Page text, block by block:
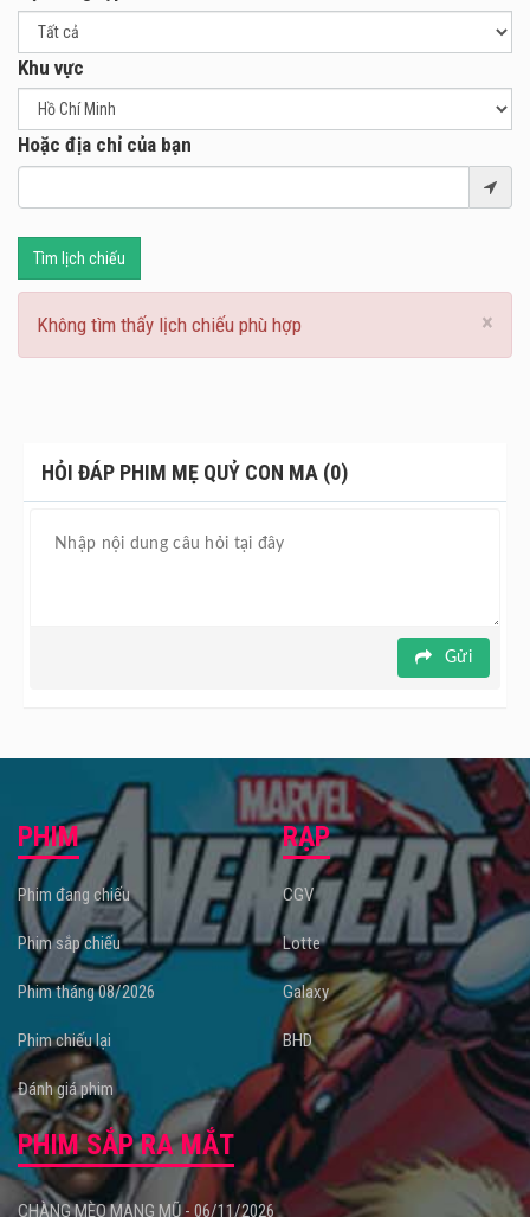
gánh chịu hậu quả từ những tội lỗi mà họ gây ra từ nhiều
năm trước.
Bộ phim Anak Kunti/ Mẹ Quỷ Con Ma dự kiến ra mắt tại
các rạp chiếu phim trên toàn quốc vào ngày 18.04.2025.
Khu vực
Hoặc địa chỉ của bạn
Tìm lịch chiếu
×
Không tìm thấy lịch chiếu phù hợp
HỎI ĐÁP PHIM MẸ QUỶ CON MA (0)
Gửi
PHIM
Phim đang chiếu
Phim sắp chiếu
Phim tháng 08/2026
Phim chiếu lại
Đánh giá phim
RẠP
CGV
Lotte
Galaxy
BHD
PHIM SẮP RA MẮT
CHÀNG MÈO MANG MŨ - 06/11/2026